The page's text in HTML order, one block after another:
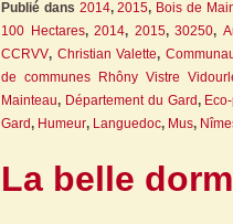
Publié dans 2014,2015, Bois de
100 Hectares,2014, 2015,30250,
CCRVV, Christian Valette,
de communes Rhôny Vistre
Mainteau, Département du Gard,
Gard, Humeur, Languedoc, Mus,
La belle